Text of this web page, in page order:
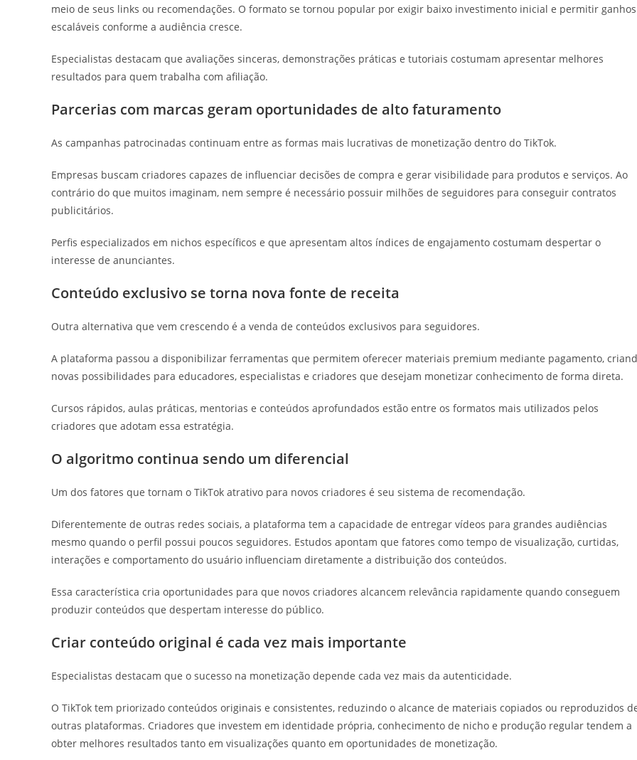
meio de seus links ou recomendações. O formato se tornou popular por exigir baixo investimento inicial e permitir ganhos
escaláveis conforme a audiência cresce.
Especialistas destacam que avaliações sinceras, demonstrações práticas e tutoriais costumam apresentar melhores
resultados para quem trabalha com afiliação.
Parcerias com marcas geram oportunidades de alto faturamento
As campanhas patrocinadas continuam entre as formas mais lucrativas de monetização dentro do TikTok.
Empresas buscam criadores capazes de influenciar decisões de compra e gerar visibilidade para produtos e serviços. Ao
contrário do que muitos imaginam, nem sempre é necessário possuir milhões de seguidores para conseguir contratos
publicitários.
Perfis especializados em nichos específicos e que apresentam altos índices de engajamento costumam despertar o
interesse de anunciantes.
Conteúdo exclusivo se torna nova fonte de receita
Outra alternativa que vem crescendo é a venda de conteúdos exclusivos para seguidores.
A plataforma passou a disponibilizar ferramentas que permitem oferecer materiais premium mediante pagamento,
novas possibilidades para educadores, especialistas e criadores que desejam monetizar conhecimento de forma direta.
Cursos rápidos, aulas práticas, mentorias e conteúdos aprofundados estão entre os formatos mais utilizados pelos
criadores que adotam essa estratégia.
O algoritmo continua sendo um diferencial
Um dos fatores que tornam o TikTok atrativo para novos criadores é seu sistema de recomendação.
Diferentemente de outras redes sociais, a plataforma tem a capacidade de entregar vídeos para grandes audiências
mesmo quando o perfil possui poucos seguidores. Estudos apontam que fatores como tempo de visualização, curtidas,
interações e comportamento do usuário influenciam diretamente a distribuição dos conteúdos.
Essa característica cria oportunidades para que novos criadores alcancem relevância rapidamente quando conseguem
produzir conteúdos que despertam interesse do público.
Criar conteúdo original é cada vez mais importante
Especialistas destacam que o sucesso na monetização depende cada vez mais da autenticidade.
O TikTok tem priorizado conteúdos originais e consistentes, reduzindo o alcance de materiais copiados ou reproduzidos
outras plataformas. Criadores que investem em identidade própria, conhecimento de nicho e produção regular tendem a
obter melhores resultados tanto em visualizações quanto em oportunidades de monetização.